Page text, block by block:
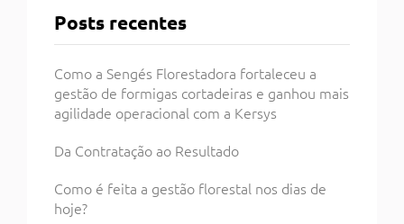
Posts recentes
Como a Sengés Florestadora fortaleceu a
gestão de formigas cortadeiras e ganhou mais
agilidade operacional com a Kersys
Da Contratação ao Resultado
Como é feita a gestão florestal nos dias de
hoje?